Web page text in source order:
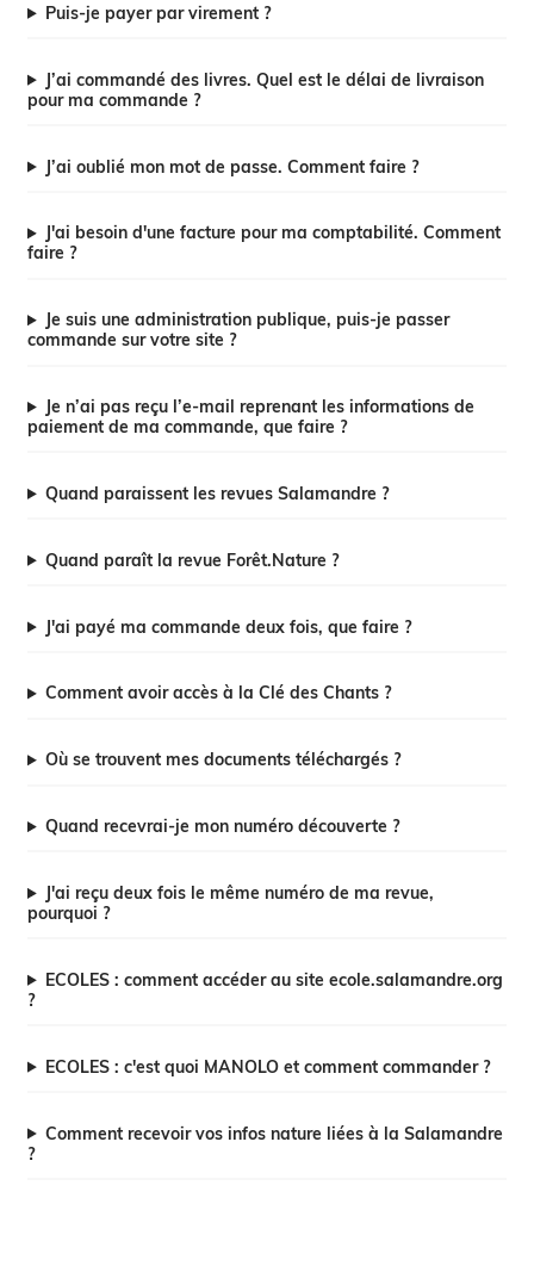
Puis-je payer par virement ?
J’ai commandé des livres. Quel est le délai de livraison
pour ma commande ?
J’ai oublié mon mot de passe. Comment faire ?
J'ai besoin d'une facture pour ma comptabilité. Comment
faire ?
Je suis une administration publique, puis-je passer
commande sur votre site ?
Je n’ai pas reçu l’e-mail reprenant les informations de
paiement de ma commande, que faire ?
Quand paraissent les revues Salamandre ?
Quand paraît la revue Forêt.Nature ?
J'ai payé ma commande deux fois, que faire ?
Comment avoir accès à la Clé des Chants ?
Où se trouvent mes documents téléchargés ?
Quand recevrai-je mon numéro découverte ?
J'ai reçu deux fois le même numéro de ma revue,
pourquoi ?
ECOLES : comment accéder au site ecole.salamandre.org
?
ECOLES : c'est quoi MANOLO et comment commander ?
Comment recevoir vos infos nature liées à la Salamandre
?